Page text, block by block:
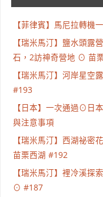
【菲律賓】馬尼拉轉機
【瑞米馬汀】鹽水頭
石，2訪神奇營地 ⊙ 苗
【瑞米馬汀】河岸星
#193
【日本】一次通過⊙日
與注意事項
【瑞米馬汀】西湖祕密
苗栗西湖 #192
【瑞米馬汀】裡冷溪
⊙ #187